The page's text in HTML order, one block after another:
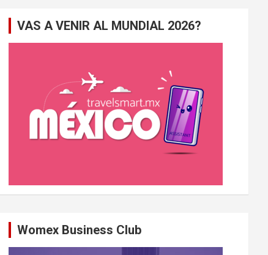
c
VAS A VENIR AL MUNDIAL 2026?
Womex Business Club